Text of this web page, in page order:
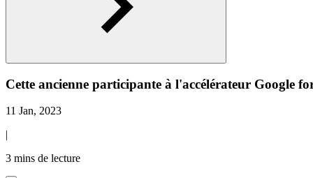
Cette ancienne participante à l'accélérateur Google
11 Jan, 2023
|
3 mins de lecture